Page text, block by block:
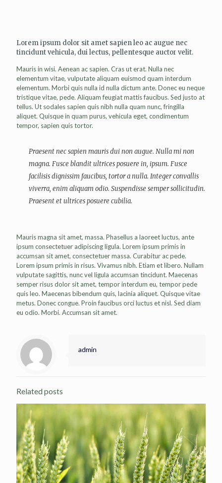
Lorem ipsum dolor sit amet sapien leo ac augue nec
tincidunt vehicula, dui lectus, pellentesque auctor velit.
Mauris in wisi. Aenean ac sapien. Cras ut erat. Nulla nec
elementum vitae, vulputate aliquam euismod quam interdum
elementum. Morbi quis nulla id nulla dictum ante. Donec eu neque
tristique vitae, pede. Aliquam feugiat mattis faucibus. Sed justo at
tellus. Ut sodales sapien quis nibh nulla quam nunc, fringilla
aliquet. Quisque in quam purus, vehicula eget, condimentum
tempor, sapien quis tortor.
Praesent nec sapien mauris dui non augue. Nulla mi non
magna. Fusce blandit ultrices posuere in, ipsum. Fusce
facilisis dignissim faucibus, tortor a nulla. Integer convallis
viverra, enim aliquam odio. Suspendisse semper sollicitudin.
Praesent et ultrices posuere cubilia.
Mauris magna sit amet, massa. Phasellus a laoreet luctus, ante
ipsum consectetuer adipiscing ligula. Lorem ipsum primis in
accumsan sit amet, consectetuer massa. Curabitur ac pede.
Lorem ipsum primis in risus. Vivamus nibh. Etiam et libero. Nullam
vulputate sagittis, nunc vel ligula accumsan tincidunt. Maecenas
semper risus dolor sit amet, tempor interdum eu, tempor pede
quis leo. Maecenas bibendum quis, lacinia aliquet. Quisque vitae
metus. Donec congue. Proin faucibus orci luctus et nisl. Sed diam
eu odio. Morbi. Accumsan sit amet.
admin
Related posts